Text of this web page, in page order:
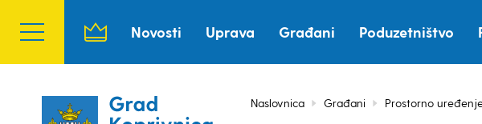
Novosti Uprava Građani Poduzetništvo
Naslovnica Građani Prostorno